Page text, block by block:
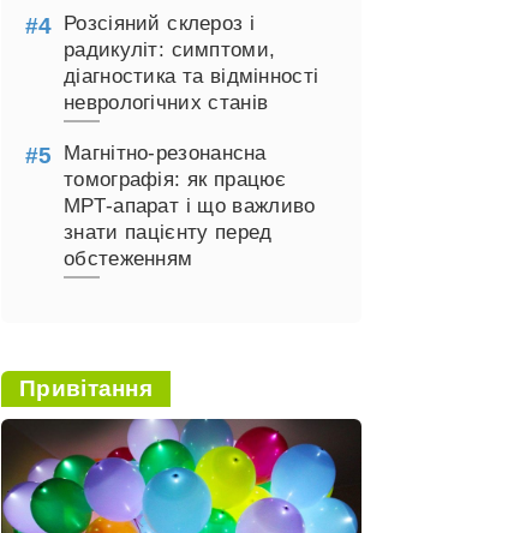
Розсіяний склероз і
радикуліт: симптоми,
діагностика та відмінності
неврологічних станів
Магнітно-резонансна
томографія: як працює
МРТ-апарат і що важливо
знати пацієнту перед
обстеженням
Привітання